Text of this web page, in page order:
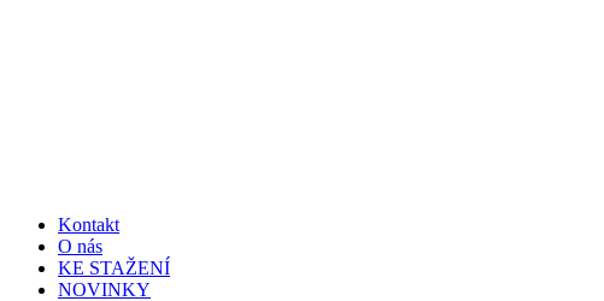
Kontakt
O nás
KE STAŽENÍ
NOVINKY